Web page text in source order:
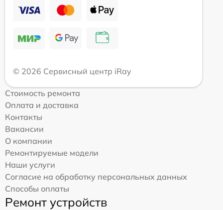
© 2026 Сервисный центр iRay
Стоимость ремонта
Оплата и доставка
Контакты
Вакансии
О компании
Ремонтируемые модели
Наши услуги
Согласие на обработку персональных данных
Способы оплаты
Ремонт устройств